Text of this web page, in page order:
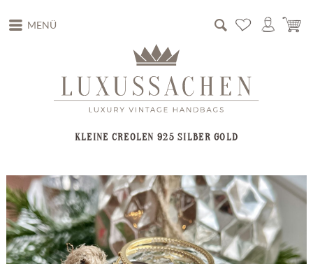
MENÜ
KLEINE CREOLEN 925 SILBER GOLD